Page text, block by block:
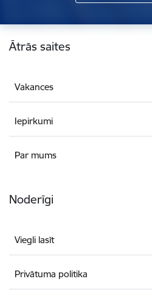
Kājene
Ātrās saites
Vakances
Iepirkumi
Par mums
Noderīgi
Viegli lasīt
Privātuma politika